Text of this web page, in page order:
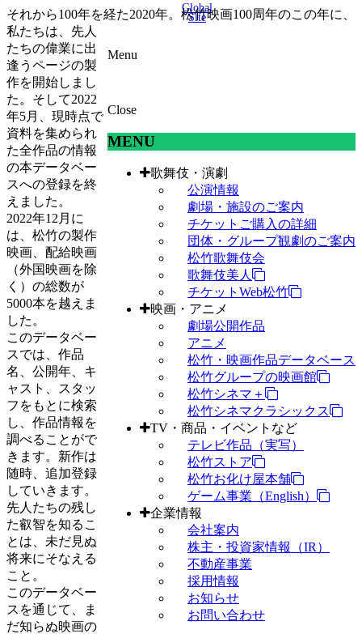
Global
Site
Menu
Close
MENU
歌舞伎・演劇
公演情報
劇場・施設のご案内
チケットご購入の詳細
団体・グループ観劇のご案内
松竹歌舞伎会
歌舞伎美人
チケットWeb松竹
映画・アニメ
劇場公開作品
アニメ
松竹・映画作品データベース
松竹グループの映画館
松竹シネマ＋
松竹シネマクラシックス
TV・商品・イベントなど
テレビ作品（実写）
松竹ストア
松竹お化け屋本舗
ゲーム事業（English）
企業情報
会社案内
株主・投資家情報（IR）
不動産事業
採用情報
お知らせ
お問い合わせ
それから100年を経た2020年。松竹映画100周年のこの年に、
私たちは、先人
たちの偉業に出
逢うページの製
作を開始しまし
た。そして2022
年5月、現時点で
資料を集められ
た全作品の情報
の本データベー
スへの登録を終
えました。
2022年12月に
は、松竹の製作
映画、配給映画
（外国映画を除
く）の総数が
5000本を越えま
した。
このデータベー
スでは、作品
名、公開年、キ
ャスト、スタッ
フをもとに検索
し、作品情報を
調べることがで
きます。新作は
随時、追加登録
していきます。
先人たちの残し
た叡智を知るこ
とは、未だ見ぬ
将来にそなえる
こと。
このデータベー
スを通じて、ま
だ知らぬ映画の